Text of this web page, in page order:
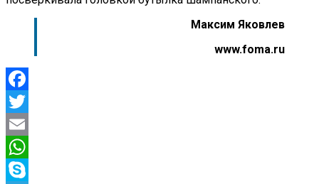
Максим Яковлев
www.foma.ru
Facebook
Twitter
Email
WhatsApp